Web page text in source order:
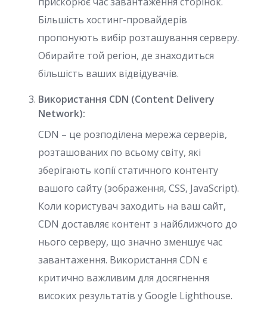
Більшість хостинг-провайдерів
пропонують вибір розташування серверу.
Обирайте той регіон, де знаходиться
більшість ваших відвідувачів.
Використання CDN (Content Delivery
Network):
CDN – це розподілена мережа серверів,
розташованих по всьому світу, які
зберігають копії статичного контенту
вашого сайту (зображення, CSS, JavaScript).
Коли користувач заходить на ваш сайт,
CDN доставляє контент з найближчого до
нього серверу, що значно зменшує час
завантаження. Використання CDN є
критично важливим для досягнення
високих результатів у Google Lighthouse.